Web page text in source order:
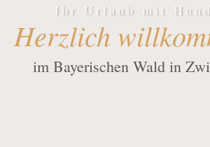
Ihr Urlaub mit Hund
Herzlich
im Bayerischen Wald in